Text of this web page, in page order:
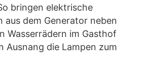
bringen elektrische
aus dem Generator neben
Wasserrädern im Gasthof
Ausnang die Lampen zum